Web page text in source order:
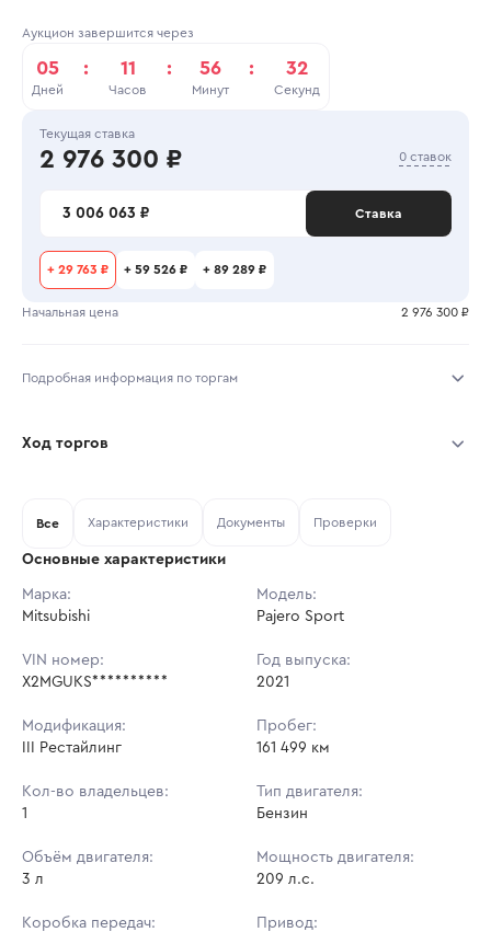
Аукцион завершится через
05
Дней
: 11
Часов
: 56
Минут
: 32
Секунд
Текущая ставка
2 976 300 ₽ 0 ставок
3 006 063 ₽ Ставка
+ 29 763 ₽ + 59 526 ₽ + 89 289 ₽
Начальная цена 2 976 300 ₽
Подробная информация по торгам
Тип аукциона: Открытые торги
Шаг торгов: 29 763 ₽
Кол-во ставок:
Ход торгов
Ставок не найдено
в аукционах
Все Характеристики Документы Проверки
Основные характеристики
Марка:
Mitsubishi
Модель:
Pajero Sport
VIN номер:
X2MGUKS**********
Год выпуска:
2021
Модификация:
III Рестайлинг
Пробег:
161 499 км
Кол-во владельцев:
1
Тип двигателя:
Бензин
Объём двигателя:
3 л
Мощность двигателя:
209 л.с.
Коробка передач:
Привод: